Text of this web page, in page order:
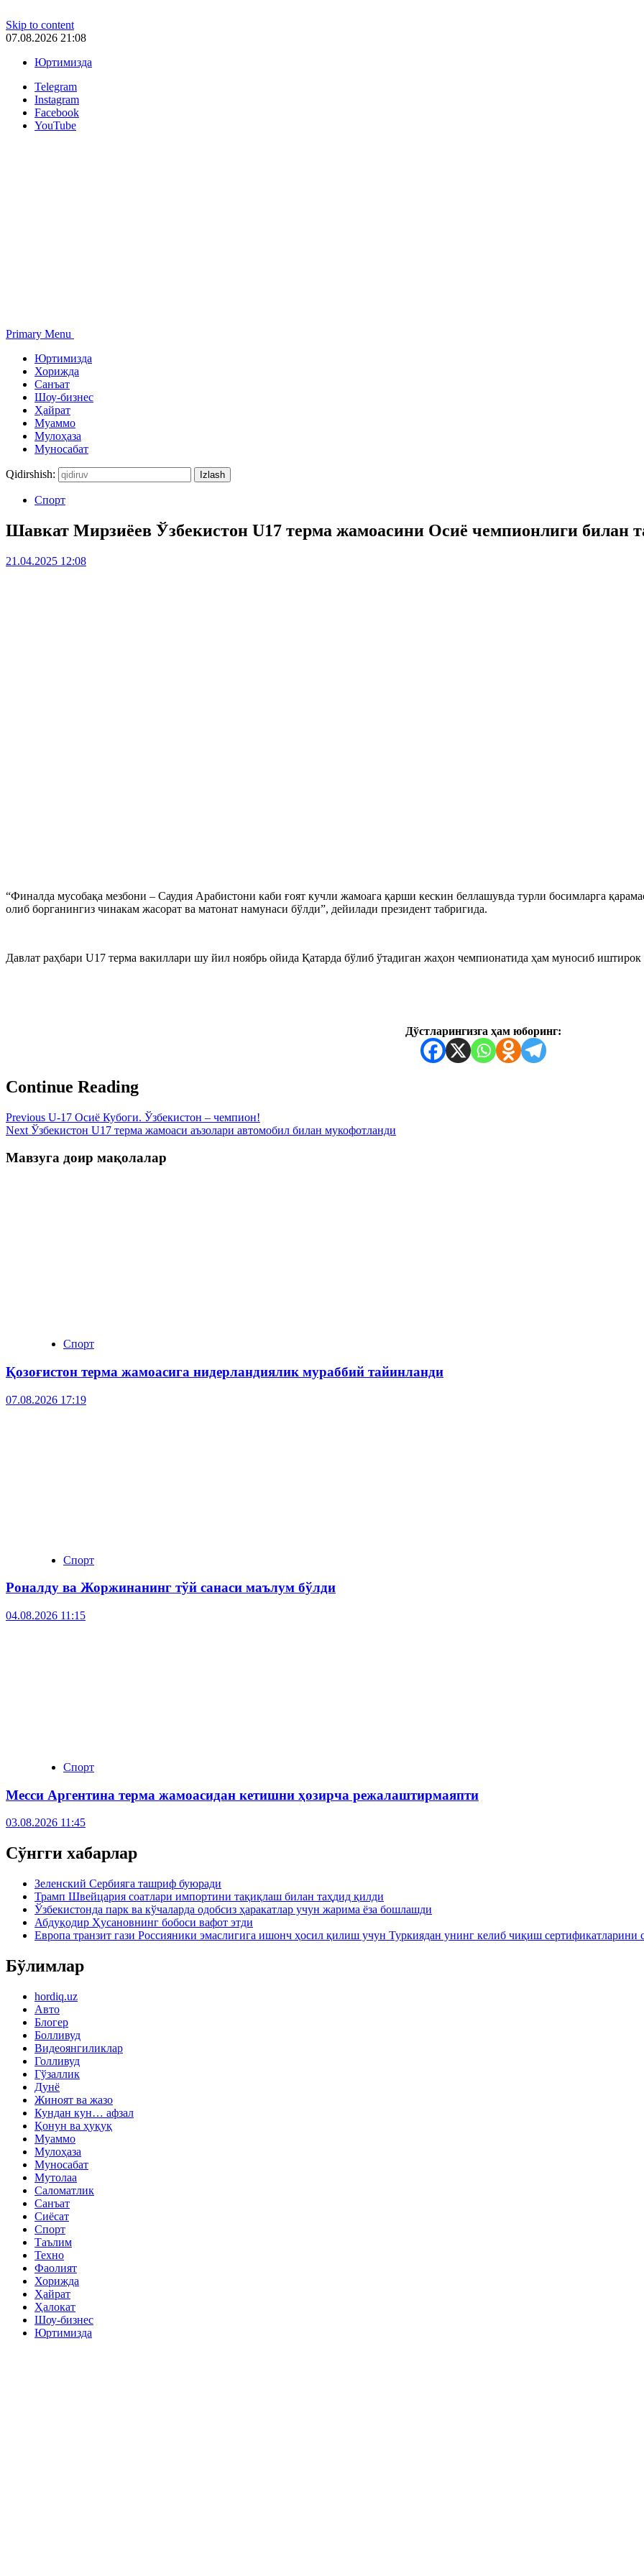
Skip to content
07.08.2026 21:08
Юртимизда
Telegram
Instagram
Facebook
YouTube
Primary Menu
Юртимизда
Хорижда
Санъат
Шоу-бизнес
Ҳайрат
Муаммо
Мулоҳаза
Муносабат
Qidirshish:
Спорт
Шавкат Мирзиёев Ўзбекистон U17 терма жамоасини Осиё чемпионлиги билан
21.04.2025 12:08
“Финалда мусобақа мезбони – Саудия Арабистони каби ғоят кучли жамоага қарши кескин беллашувда турли босимларга
олиб борганингиз чинакам жасорат ва матонат намунаси бўлди”, дейилади президент табригида.
Давлат раҳбари U17 терма вакиллари шу йил ноябрь ойида Қатарда бўлиб ўтадиган жаҳон чемпионатида ҳам муносиб
Дўстларингизга ҳам юборинг:
Continue Reading
Previous U-17 Осиё Кубоги. Ўзбекистон – чемпион!
Next Ўзбекистон U17 терма жамоаси аъзолари автомобил билан мукофотланди
Мавзуга доир мақолалар
Спорт
Қозоғистон терма жамоасига нидерландиялик мураббий тайинланди
07.08.2026 17:19
Спорт
Роналду ва Жоржинанинг тўй санаси маълум бўлди
04.08.2026 11:15
Спорт
Месси Аргентина терма жамоасидан кетишни ҳозирча режалаштирмаяпти
03.08.2026 11:45
Сўнгги хабарлар
Зеленский Сербияга ташриф буюради
Трамп Швейцария соатлари импортини тақиқлаш билан таҳдид қилди
Ўзбекистонда парк ва кўчаларда одобсиз ҳаракатлар учун жарима ёза бошлашди
Абдуқодир Ҳусановнинг бобоси вафот этди
Европа транзит гази Россияники эмаслигига ишонч ҳосил қилиш учун Туркиядан унинг келиб чиқиш сертификатларини
Бўлимлар
hordiq.uz
Авто
Блогер
Болливуд
Видеоянгиликлар
Голливуд
Гўзаллик
Дунё
Жиноят ва жазо
Кундан кун… афзал
Қонун ва ҳуқуқ
Муаммо
Мулоҳаза
Муносабат
Мутолаа
Саломатлик
Санъат
Сиёсат
Спорт
Таълим
Техно
Фаолият
Хорижда
Ҳайрат
Ҳалокат
Шоу-бизнес
Юртимизда